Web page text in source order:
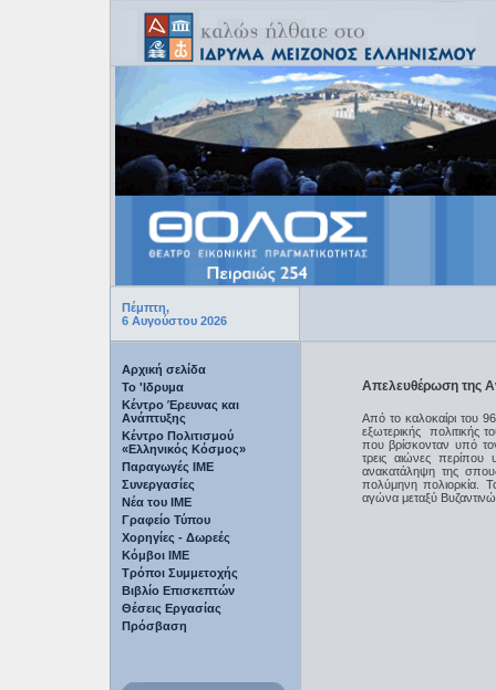
Πέμπτη,
6 Αυγούστου 2026
Αρχική σελίδα
Το 'Ιδρυμα
Κέντρο Έρευνας και
Ανάπτυξης
Κέντρο Πολιτισμού
«Ελληνικός Κόσμος»
Παραγωγές IME
Συνεργασίες
Νέα του ΙΜΕ
Γραφείο Τύπου
Χορηγίες - Δωρεές
Κόμβοι ΙΜΕ
Τρόποι Συμμετοχής
Βιβλίο Επισκεπτών
Θέσεις Εργασίας
Πρόσβαση
Απελευθέρωση της
Από το καλοκαίρι του
εξωτερικής πολιτικής
που βρίσκονταν υπό
τρεις αιώνες
ανακατάληψη της
πολύμηνη πολιορκία.
αγώνα μεταξύ